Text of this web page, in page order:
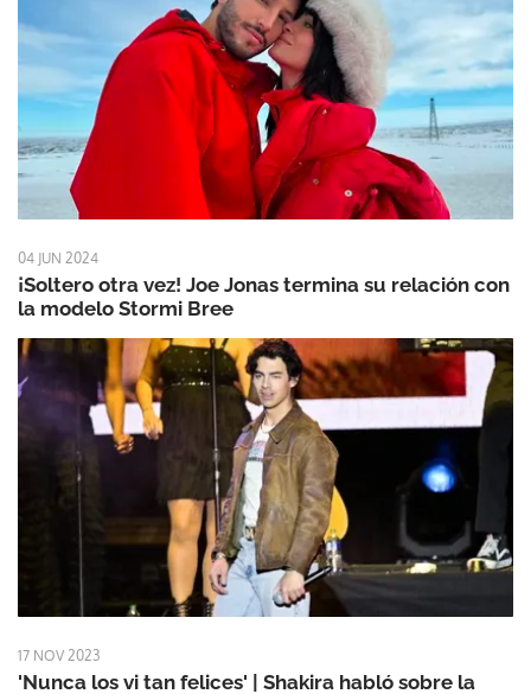
04 JUN 2024
¡Soltero otra vez! Joe Jonas termina su relación con
la modelo Stormi Bree
17 NOV 2023
'Nunca los vi tan felices' | Shakira habló sobre la